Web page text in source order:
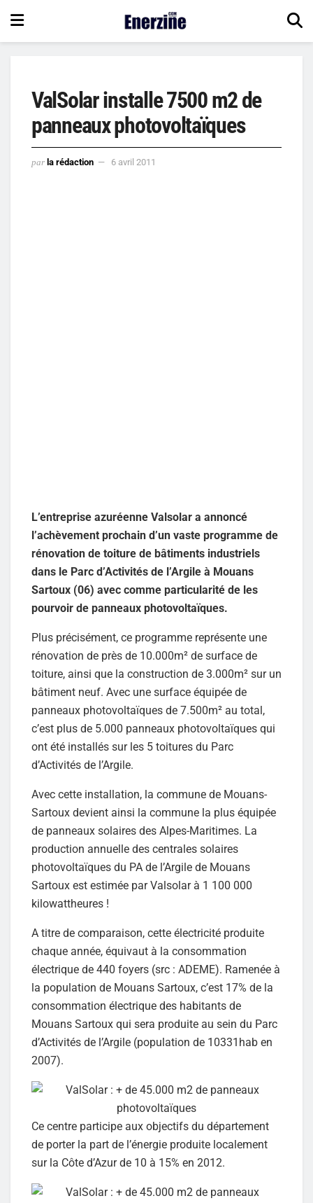
ValSolar installe 7500 m2 de
panneaux photovoltaïques
par la rédaction 6 avril 2011
L’entreprise azuréenne Valsolar a annoncé
l’achèvement prochain d’un vaste programme de
rénovation de toiture de bâtiments industriels
dans le Parc d’Activités de l’Argile à Mouans
Sartoux (06) avec comme particularité de les
pourvoir de panneaux photovoltaïques.
Plus précisément, ce programme représente une
rénovation de près de 10.000m² de surface de
toiture, ainsi que la construction de 3.000m² sur un
bâtiment neuf. Avec une surface équipée de
panneaux photovoltaïques de 7.500m² au total,
c’est plus de 5.000 panneaux photovoltaïques qui
ont été installés sur les 5 toitures du Parc
d’Activités de l’Argile.
Avec cette installation, la commune de Mouans-
Sartoux devient ainsi la commune la plus équipée
de panneaux solaires des Alpes-Maritimes. La
production annuelle des centrales solaires
photovoltaïques du PA de l’Argile de Mouans
Sartoux est estimée par Valsolar à 1 100 000
kilowattheures !
A titre de comparaison, cette électricité produite
chaque année, équivaut à la consommation
électrique de 440 foyers (src : ADEME). Ramenée à
la population de Mouans Sartoux, c’est 17% de la
consommation électrique des habitants de
Mouans Sartoux qui sera produite au sein du Parc
d’Activités de l’Argile (population de 10331hab en
2007).
Ce centre participe aux objectifs du département
de porter la part de l’énergie produite localement
sur la Côte d’Azur de 10 à 15% en 2012.